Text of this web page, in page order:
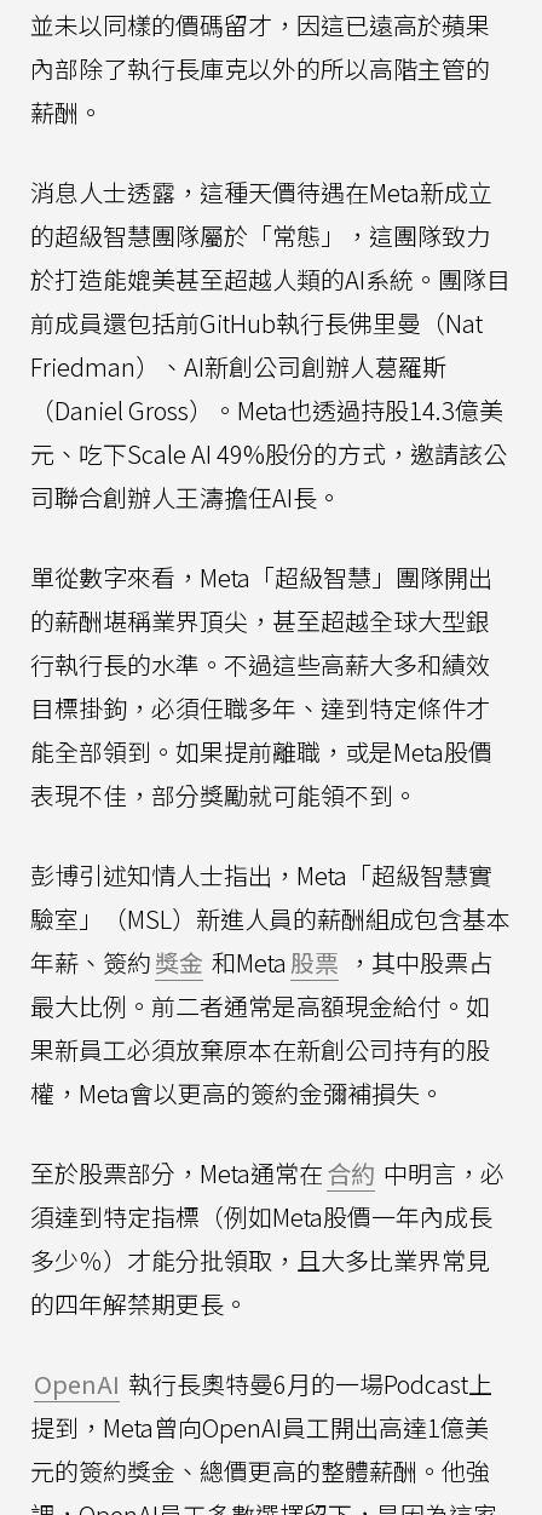
並未以同樣的價碼留才，因這已遠高於蘋果
內部除了執行長庫克以外的所以高階主管的
薪酬。
消息人士透露，這種天價待遇在Meta新成立
的超級智慧團隊屬於「常態」，這團隊致力
於打造能媲美甚至超越人類的AI系統。團隊目
前成員還包括前GitHub執行長佛里曼（Nat
Friedman）、AI新創公司創辦人葛羅斯
（Daniel Gross）。Meta也透過持股14.3億美
元、吃下Scale AI 49%股份的方式，邀請該公
司聯合創辦人王濤擔任AI長。
單從數字來看，Meta「超級智慧」團隊開出
的薪酬堪稱業界頂尖，甚至超越全球大型銀
行執行長的水準。不過這些高薪大多和績效
目標掛鉤，必須任職多年、達到特定條件才
能全部領到。如果提前離職，或是Meta股價
表現不佳，部分獎勵就可能領不到。
彭博引述知情人士指出，Meta「超級智慧實
驗室」（MSL）新進人員的薪酬組成包含基本
年薪、簽約獎金 和Meta 股票 ，其中股票占
最大比例。前二者通常是高額現金給付。如
果新員工必須放棄原本在新創公司持有的股
權，Meta會以更高的簽約金彌補損失。
至於股票部分，Meta通常在合約 中明言，必
須達到特定指標（例如Meta股價一年內成長
多少％）才能分批領取，且大多比業界常見
的四年解禁期更長。
OpenAI 執行長奧特曼6月的一場Podcast上
提到，Meta曾向OpenAI員工開出高達1億美
元的簽約獎金、總價更高的整體薪酬。他強